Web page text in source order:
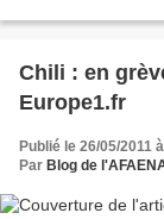
Chili : en
Europe1.fr
Publié le 26/05/2011
Par Blog de